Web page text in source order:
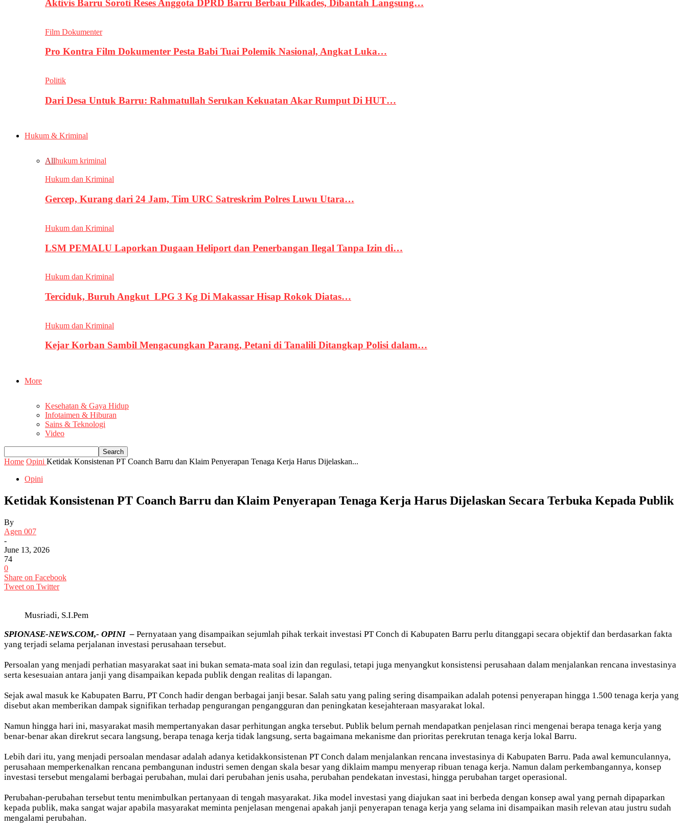
Aktivis Barru Soroti Reses Anggota DPRD Barru Berbau Pilkades, Dibantah Langsung…
Film Dokumenter
Pro Kontra Film Dokumenter Pesta Babi Tuai Polemik Nasional, Angkat Luka…
Politik
Dari Desa Untuk Barru: Rahmatullah Serukan Kekuatan Akar Rumput Di HUT…
Hukum & Kriminal
Allhukum kriminal
Hukum dan Kriminal
Gercep, Kurang dari 24 Jam, Tim URC Satreskrim Polres Luwu Utara…
Hukum dan Kriminal
LSM PEMALU Laporkan Dugaan Heliport dan Penerbangan Ilegal Tanpa Izin di…
Hukum dan Kriminal
Terciduk, Buruh Angkut LPG 3 Kg Di Makassar Hisap Rokok Diatas…
Hukum dan Kriminal
Kejar Korban Sambil Mengacungkan Parang, Petani di Tanalili Ditangkap Polisi dalam…
More
Kesehatan & Gaya Hidup
Infotaimen & Hiburan
Sains & Teknologi
Video
Home Opini Ketidak Konsistenan PT Coanch Barru dan Klaim Penyerapan Tenaga Kerja Harus Dijelaskan...
Opini
Ketidak Konsistenan PT Coanch Barru dan Klaim Penyerapan Tenaga Kerja Harus Dijelaskan Secara Terbuka Kepada Publik
By
Agen 007
-
June 13, 2026
74
0
Share on Facebook
Tweet on Twitter
Musriadi, S.I.Pem
SPIONASE-NEWS.COM,- OPINI – Pernyataan yang disampaikan sejumlah pihak terkait investasi PT Conch di Kabupaten Barru perlu ditanggapi secara objektif dan berdasarkan fakta
yang terjadi selama perjalanan investasi perusahaan tersebut.
Persoalan yang menjadi perhatian masyarakat saat ini bukan semata-mata soal izin dan regulasi, tetapi juga menyangkut konsistensi perusahaan dalam menjalankan rencana investasinya
serta kesesuaian antara janji yang disampaikan kepada publik dengan realitas di lapangan.
Sejak awal masuk ke Kabupaten Barru, PT Conch hadir dengan berbagai janji besar. Salah satu yang paling sering disampaikan adalah potensi penyerapan hingga 1.500 tenaga kerja yang
disebut akan memberikan dampak signifikan terhadap pengurangan pengangguran dan peningkatan kesejahteraan masyarakat lokal.
Namun hingga hari ini, masyarakat masih mempertanyakan dasar perhitungan angka tersebut. Publik belum pernah mendapatkan penjelasan rinci mengenai berapa tenaga kerja yang
benar-benar akan direkrut secara langsung, berapa tenaga kerja tidak langsung, serta bagaimana mekanisme dan prioritas perekrutan tenaga kerja lokal Barru.
Lebih dari itu, yang menjadi persoalan mendasar adalah adanya ketidakkonsistenan PT Conch dalam menjalankan rencana investasinya di Kabupaten Barru. Pada awal kemunculannya,
perusahaan memperkenalkan rencana pembangunan industri semen dengan skala besar yang diklaim mampu menyerap ribuan tenaga kerja. Namun dalam perkembangannya, konsep
investasi tersebut mengalami berbagai perubahan, mulai dari perubahan jenis usaha, perubahan pendekatan investasi, hingga perubahan target operasional.
Perubahan-perubahan tersebut tentu menimbulkan pertanyaan di tengah masyarakat. Jika model investasi yang diajukan saat ini berbeda dengan konsep awal yang pernah dipaparkan
kepada publik, maka sangat wajar apabila masyarakat meminta penjelasan mengenai apakah janji penyerapan tenaga kerja yang selama ini disampaikan masih relevan atau justru sudah
mengalami perubahan.